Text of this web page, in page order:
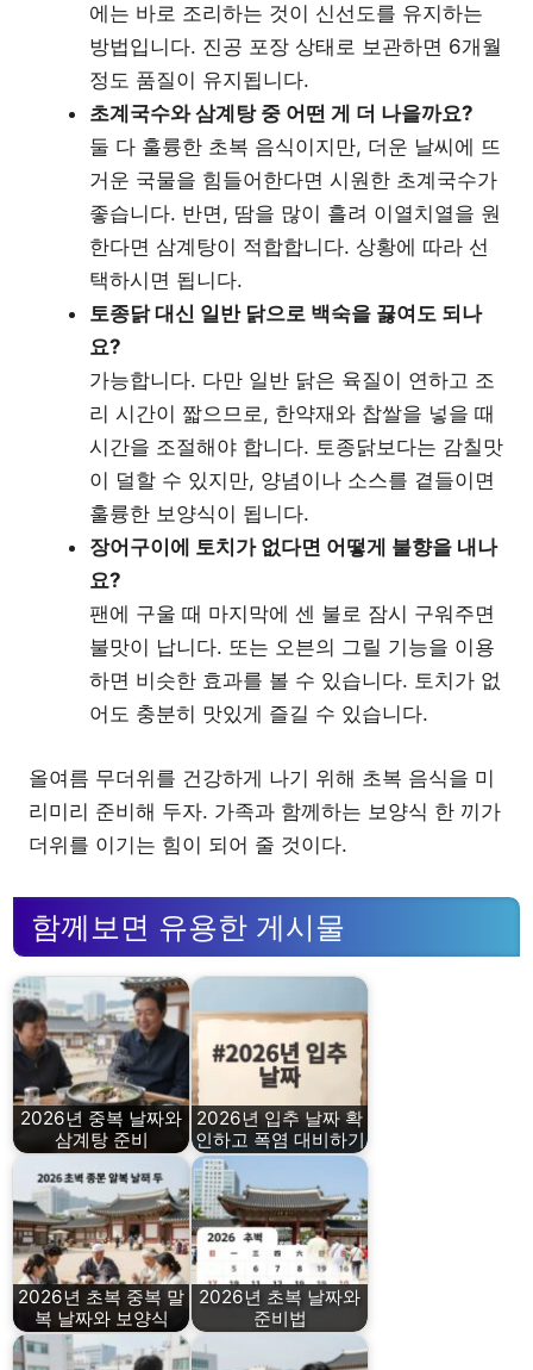
에는 바로 조리하는 것이 신선도를 유지하는
방법입니다. 진공 포장 상태로 보관하면 6개월
정도 품질이 유지됩니다.
초계국수와 삼계탕 중 어떤 게 더 나을까요?
둘 다 훌륭한 초복 음식이지만, 더운 날씨에 뜨
거운 국물을 힘들어한다면 시원한 초계국수가
좋습니다. 반면, 땀을 많이 흘려 이열치열을 원
한다면 삼계탕이 적합합니다. 상황에 따라 선
택하시면 됩니다.
토종닭 대신 일반 닭으로 백숙을 끓여도 되나
요?
가능합니다. 다만 일반 닭은 육질이 연하고 조
리 시간이 짧으므로, 한약재와 찹쌀을 넣을 때
시간을 조절해야 합니다. 토종닭보다는 감칠맛
이 덜할 수 있지만, 양념이나 소스를 곁들이면
훌륭한 보양식이 됩니다.
장어구이에 토치가 없다면 어떻게 불향을 내나
요?
팬에 구울 때 마지막에 센 불로 잠시 구워주면
불맛이 납니다. 또는 오븐의 그릴 기능을 이용
하면 비슷한 효과를 볼 수 있습니다. 토치가 없
어도 충분히 맛있게 즐길 수 있습니다.
올여름 무더위를 건강하게 나기 위해 초복 음식을 미
리미리 준비해 두자. 가족과 함께하는 보양식 한 끼가
더위를 이기는 힘이 되어 줄 것이다.
함께보면 유용한 게시물
2026년 중복 날짜와
삼계탕 준비
2026년 입추 날짜 확
인하고 폭염 대비하기
2026년 초복 중복 말
복 날짜와 보양식
2026년 초복 날짜와
준비법